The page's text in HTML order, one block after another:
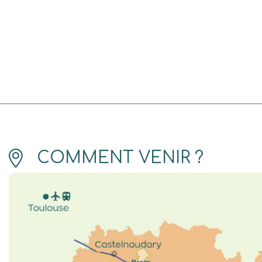
COMMENT VENIR ?